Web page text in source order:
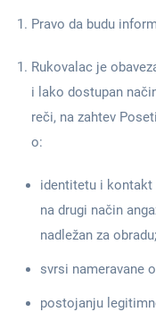
Pravo da budu
Rukovalac je
i lako dostupan
reči, na zahtev
o:
identitetu i kontakt
na drugi način
nadležan za obradu;
svrsi nameravane
postojanju